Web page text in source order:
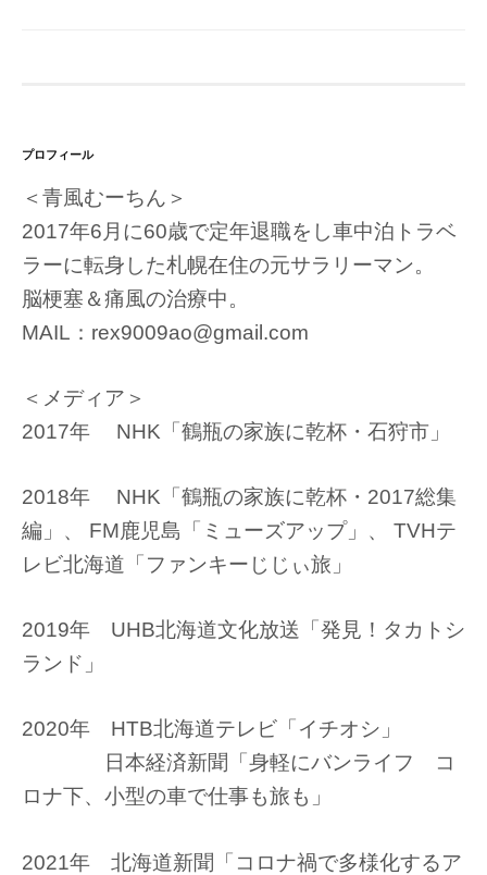
プロフィール
＜青風むーちん＞
2017年6月に60歳で定年退職をし車中泊トラベ
ラーに転身した札幌在住の元サラリーマン。
脳梗塞＆痛風の治療中。
MAIL：rex9009ao@gmail.com
＜メディア＞
2017年 NHK「鶴瓶の家族に乾杯・石狩市」
2018年 NHK「鶴瓶の家族に乾杯・2017総集
編」、 FM鹿児島「ミューズアップ」、 TVHテ
レビ北海道「ファンキーじじぃ旅」
2019年 UHB北海道文化放送「発見！タカトシ
ランド」
2020年 HTB北海道テレビ「イチオシ」
日本経済新聞「身軽にバンライフ コ
ロナ下、小型の車で仕事も旅も」
2021年 北海道新聞「コロナ禍で多様化するア